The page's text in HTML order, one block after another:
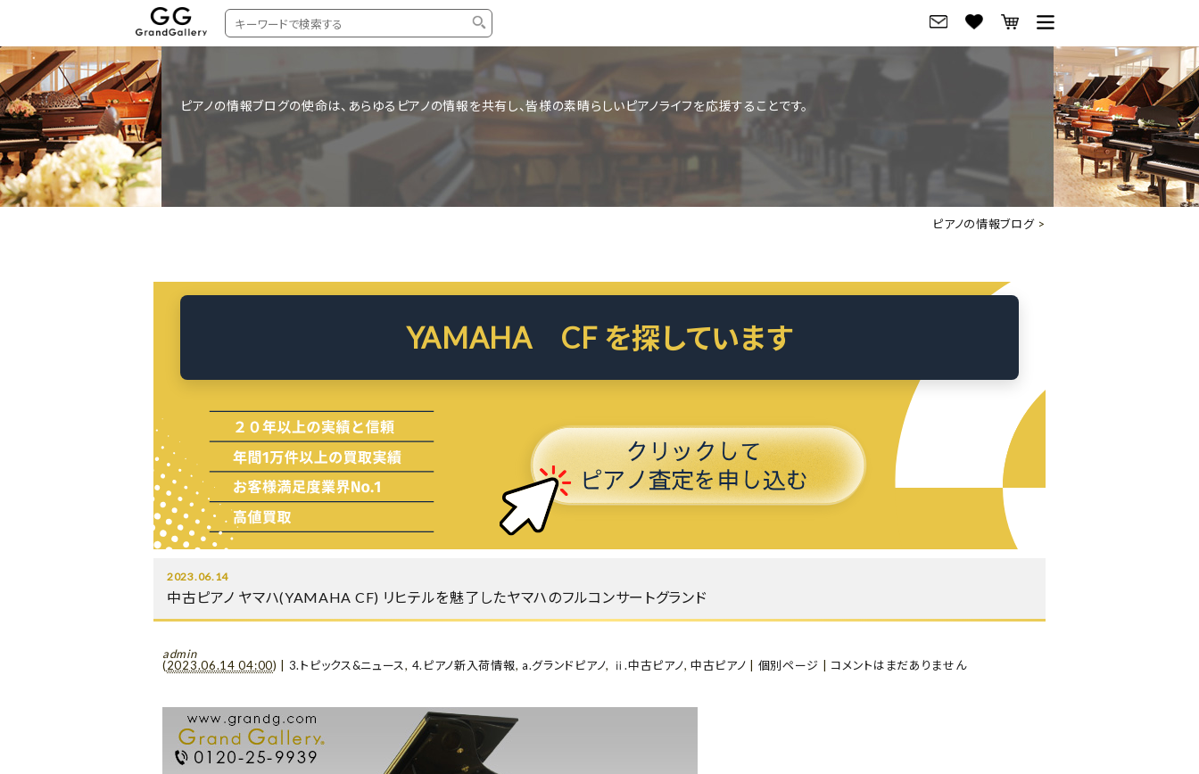
タイプ
中古グランドピアノ
中古アップライトピアノ
新品ピアノ
コンサートグランドピアノ
YAMAHA
KAWAI
STEINWAY&SONS
BOSTON
DIAPASON
スタッフレビュー
ご来店・試弾予約
ご来店・ご試弾予約
会社概要
採用情報
ピアノ買取ページ
よくある質問-買取
ピアノの情報ブログの使命は、あらゆるピアノの情報を共有し、皆様の素晴らしいピアノライフを応援することです。
ピアノの情報ブログ>
YAMAHA CF を探しています
2023.06.14
中古ピアノ ヤマハ(YAMAHA CF) リヒテルを魅了したヤマハのフルコンサートグランド
admin
(2023.06.14 04:00) 3.トピックス&ニュース, 4.ピアノ新入荷情報, a.グランドピアノ, ⅱ.中古ピアノ, 中古ピアノ 個別ページ コメントはまだありません